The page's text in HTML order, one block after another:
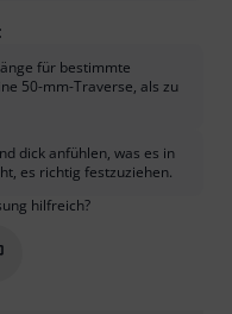
für bestimmte
50-mm-Traverse, als zu
dick anfühlen, was es in
es richtig festzuziehen.
hilfreich?
Sie dieseSie diese